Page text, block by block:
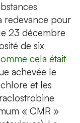
redevance pour
23 décembre
de six
cela était
achevée le
et les
« CMR »